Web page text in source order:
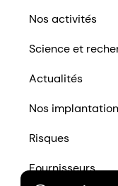
Nos activités
Science et
Actualités
Nos
Risques
Fournisseurs